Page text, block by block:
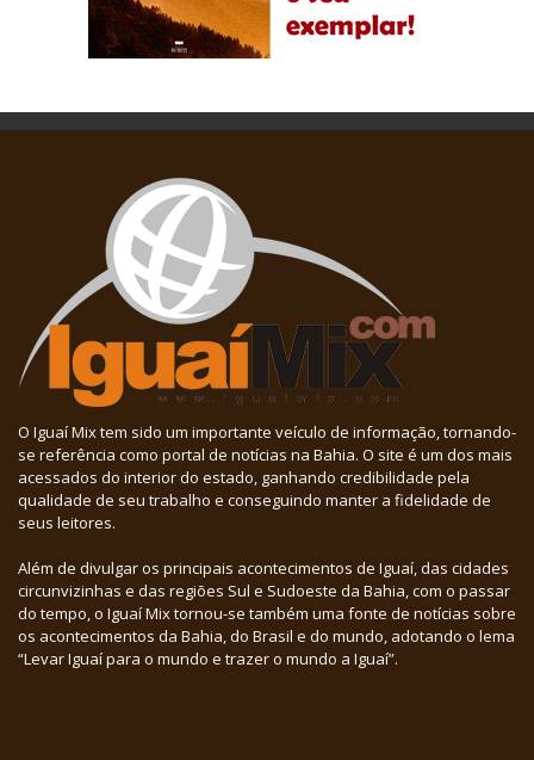
O Iguaí Mix tem sido um importante veículo de informação, tornando-
se referência como portal de notícias na Bahia. O site é um dos mais
acessados do interior do estado, ganhando credibilidade pela
qualidade de seu trabalho e conseguindo manter a fidelidade de
seus leitores.
Além de divulgar os principais acontecimentos de Iguaí, das cidades
circunvizinhas e das regiões Sul e Sudoeste da Bahia, com o passar
do tempo, o Iguaí Mix tornou-se também uma fonte de notícias sobre
os acontecimentos da Bahia, do Brasil e do mundo, adotando o lema
“Levar Iguaí para o mundo e trazer o mundo a Iguaí”.